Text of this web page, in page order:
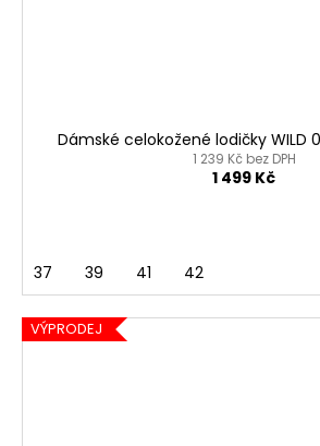
Dámské celokožené lodičky WILD
1 239 Kč bez DPH
1 499 Kč
37 39 41 42
VÝPRODEJ